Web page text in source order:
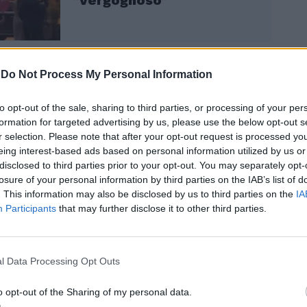
Do Not Process My Personal Information
opt-out of the sale, sharing to third parties, or processing of your
for targeted advertising by us, please use the below opt-out
selection. Please note that after your opt-out request is processed
interest-based ads based on personal information utilized by us
to third parties prior to your opt-out. You may separately
of your personal information by third parties on the IAB’s list of
This information may also be disclosed by us to third parties on the
Participants that may further disclose it to other third parties.
Data Processing Opt Outs
opt-out of the Sharing of my personal data.
gli insulti a tutto spiano di Corona
un vespaio. La giornalista a caldo ha
tossica” nella sua newsletter. Lucarelli
a sfogarsi sui social, soprattutto per
note testate giornalistiche hanno
Tra queste anche La7, rea di
le lodi dello spettacolo e di Corona,
Sondaggio Mentana,